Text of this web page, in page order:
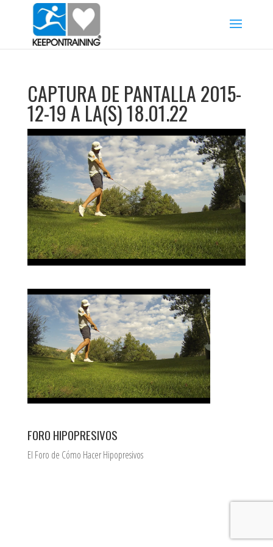
CAPTURA DE PANTALLA 2015-
12-19 A LA(S) 18.01.22
FORO HIPOPRESIVOS
El Foro de Cómo Hacer Hipopresivos